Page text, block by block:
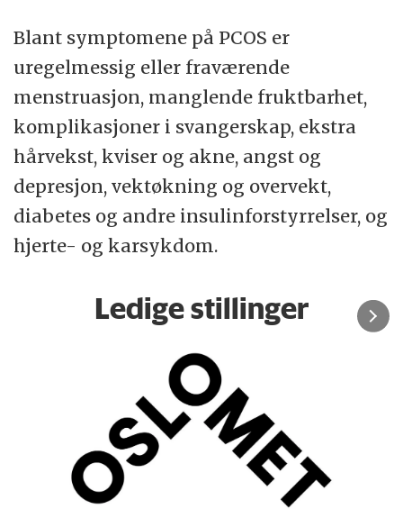
Blant symptomene på PCOS er
uregelmessig eller fraværende
menstruasjon, manglende fruktbarhet,
komplikasjoner i svangerskap, ekstra
hårvekst, kviser og akne, angst og
depresjon, vektøkning og overvekt,
diabetes og andre insulinforstyrrelser, og
hjerte- og karsykdom.
Ledige stillinger